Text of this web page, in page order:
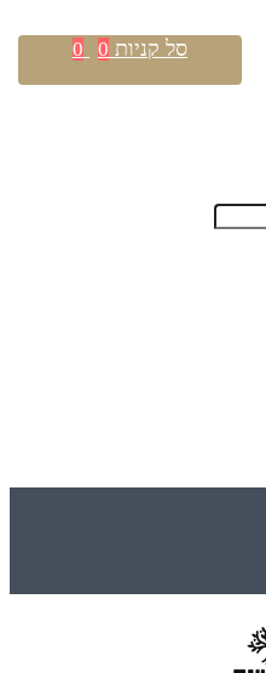
סל קניות 0
0